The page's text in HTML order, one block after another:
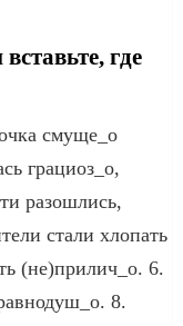
где
смуще_о
грациоз_о,
разошлись,
стали хлопать
(не)прилич_о. 6.
8.